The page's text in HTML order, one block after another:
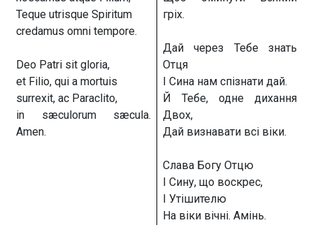
Teque utrisque Spiritum
credamus omni tempore.
Deo Patri sit gloria,
et Filio, qui a mortuis
surrexit, ac Paraclito,
in sæculorum sæcula.
Amen.
гріх.
Дай через Тебе знать
Отця
І Сина нам спізнати дай.
Й Тебе, одне дихання
Двох,
Дай визнавати всі віки.
Слава Богу Отцю
І Сину, що воскрес,
І Утішителю
На віки вічні. Амінь.